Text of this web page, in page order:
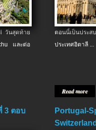
วันสุดท้าย
และต่อ
ตอนนี้เป็นประ
ประเทศอิตาลี ...
Read more
3 ตอบ
Portugal-